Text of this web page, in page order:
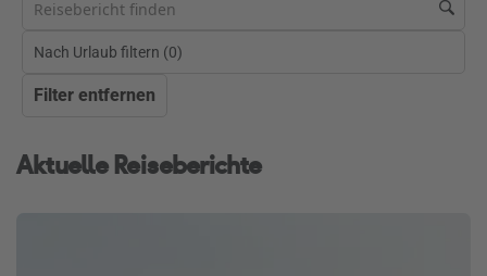
Nach Urlaub filtern (0)
Filter entfernen
Aktuelle Reiseberichte